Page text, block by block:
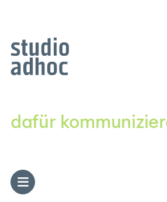
dafür